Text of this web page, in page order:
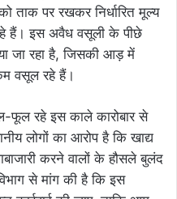
ताक पर रखकर निर्धारित मूल्य
हैं। इस अवैध वसूली के पीछे
जा रहा है, जिसकी आड़ में
वसूल रहे हैं।
फूल रहे इस काले कारोबार से
लोगों का आरोप है कि खाद्य
करने वालों के हौसले बुलंद
से मांग की है कि इस